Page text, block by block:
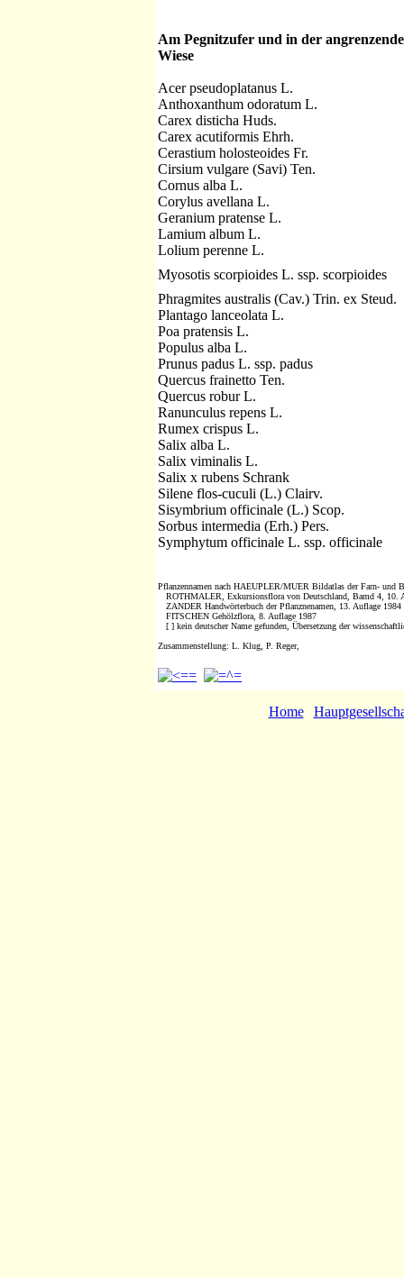
Am Pegnitzufer und in der
Wiese
Acer pseudoplatanus L.
Anthoxanthum odoratum L.
Carex disticha Huds.
Carex acutiformis Ehrh.
Cerastium holosteoides Fr.
Cirsium vulgare (Savi) Ten.
Cornus alba L.
Corylus avellana L.
Geranium pratense L.
Lamium album L.
Lolium perenne L.
Myosotis scorpioides L. ssp. scorpioides
Phragmites australis (Cav.) Trin. ex Steud.
Plantago lanceolata L.
Poa pratensis L.
Populus alba L.
Prunus padus L. ssp. padus
Quercus frainetto Ten.
Quercus robur L.
Ranunculus repens L.
Rumex crispus L.
Salix alba L.
Salix viminalis L.
Salix x rubens Schrank
Silene flos-cuculi (L.) Clairv.
Sisymbrium officinale (L.) Scop.
Sorbus intermedia (Erh.) Pers.
Symphytum officinale L. ssp. officinale
Pflanzennamen nach HAEUPLER/MUER Bildatlas der Farn- und
ROTHMALER, Exkursionsflora von Deutschland, Bamd 4, 10.
ZANDER Handwörterbuch der Pflanznenamen, 13. Auflage 1984
FITSCHEN Gehölzflora, 8. Auflage 1987
[ ] kein deutscher Name gefunden, Übersetzung der
Zusammenstellung: L. Klug, P. Reger,
[ Home|